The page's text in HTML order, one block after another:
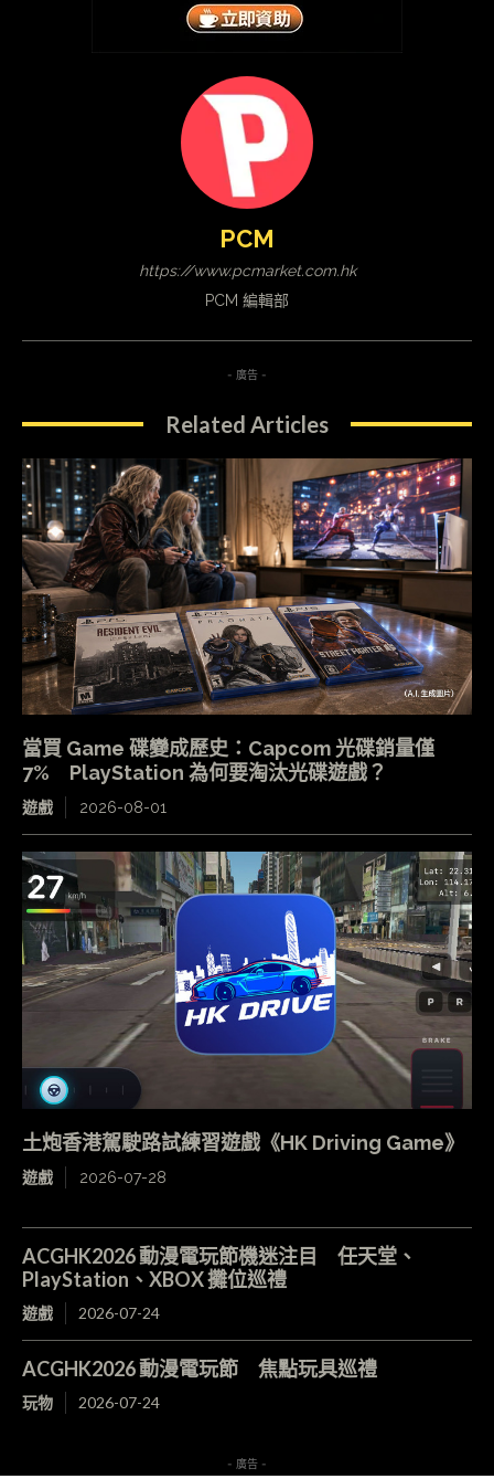
PCM
https://www.pcmarket.com.hk
PCM 編輯部
- 廣告 -
Related Articles
當買 Game 碟變成歷史：Capcom 光碟銷量僅
7% PlayStation 為何要淘汰光碟遊戲？
遊戲 2026-08-01
土炮香港駕駛路試練習遊戲《HK Driving Game》
遊戲 2026-07-28
ACGHK2026 動漫電玩節機迷注目 任天堂、
PlayStation、XBOX 攤位巡禮
遊戲 2026-07-24
ACGHK2026 動漫電玩節 焦點玩具巡禮
玩物 2026-07-24
- 廣告 -